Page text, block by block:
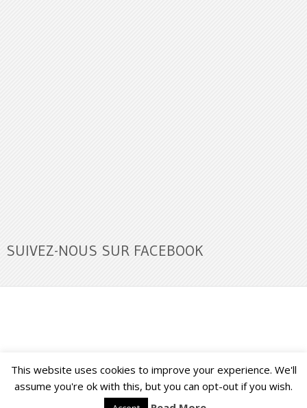
SUIVEZ-NOUS SUR FACEBOOK
Buzz Ultra Copyright © 2026. Back to Top ↑
This website uses cookies to improve your experience. We'll
assume you're ok with this, but you can opt-out if you wish.